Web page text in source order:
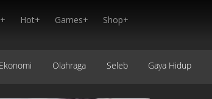
Hot+ Games+ Shop+
Ekonomi Olahraga Seleb Gaya Hidup